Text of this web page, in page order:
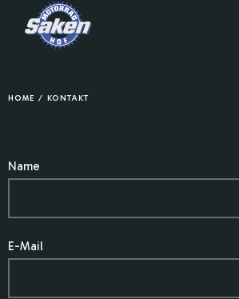
HOME / KONTAKT
Name
E-Mail